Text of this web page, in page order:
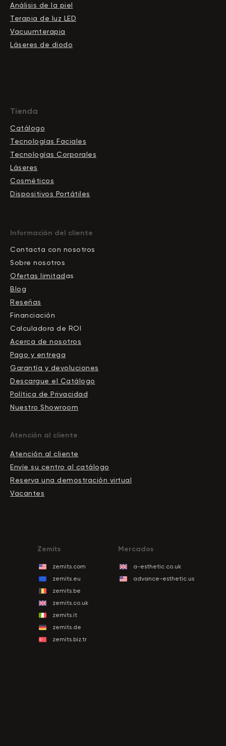
Análisis de la piel
Terapia de luz LED
Vacuumterapia
Láseres de diodo
Tienda
Catálogo
Tecnologías Faciales
Tecnologías Corporales
Láseres
Cosméticos
Dispositivos Portátiles
Información del cliente
Contacta con nosotros
Sobre nosotros
Ofertas limitadas
Blog
Reseñas
Financiación
Calculadora de ROI
Acerca de nosotros
Pago y entrega
Garantía y devoluciones
Descargue el Сatálogo
Política de Privacidad
Nuestro Showroom
Atención al cliente
Atención al cliente
Envíe su centro al catálogo
Reserva una demostración virtual
Vacantes
zemits.com
zemits.eu
zemits.be
zemits.co.uk
zemits.it
zemits.de
zemits.biz.tr
Zemits
a-esthetic.co.uk
advance-esthetic.us
Mercados